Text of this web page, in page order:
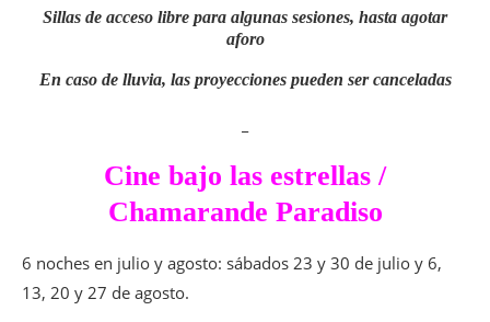
Sillas de acceso libre para algunas sesiones, hasta agotar
aforo
En caso de lluvia, las proyecciones pueden ser canceladas
Cine bajo las estrellas /
Chamarande Paradiso
6 noches en julio y agosto: sábados 23 y 30 de julio y 6,
13, 20 y 27 de agosto.